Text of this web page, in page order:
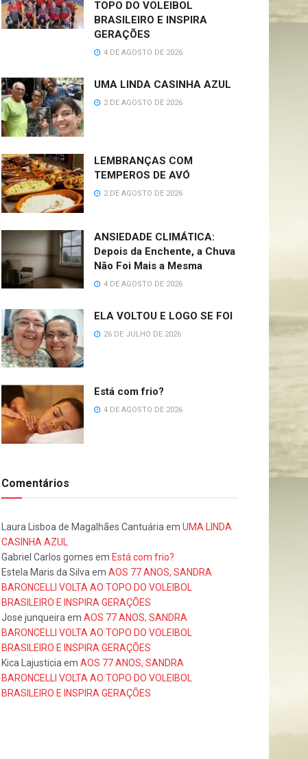
TOPO DO VOLEIBOL
BRASILEIRO E INSPIRA
GERAÇÕES
4 DE AGOSTO DE 2026
UMA LINDA CASINHA AZUL
2 DE AGOSTO DE 2026
LEMBRANÇAS COM
TEMPEROS DE AVÓ
2 DE AGOSTO DE 2026
ANSIEDADE CLIMÁTICA:
Depois da Enchente, a Chuva
Não Foi Mais a Mesma
4 DE AGOSTO DE 2026
ELA VOLTOU E LOGO SE FOI
26 DE JULHO DE 2026
Está com frio?
4 DE AGOSTO DE 2026
Comentários
Laura Lisboa de Magalhães Cantuária em UMA LINDA
CASINHA AZUL
Gabriel Carlos gomes em Está com frio?
Estela Maris da Silva em AOS 77 ANOS, SANDRA
BARONCELLI VOLTA AO TOPO DO VOLEIBOL
BRASILEIRO E INSPIRA GERAÇÕES
Jose junqueira em AOS 77 ANOS, SANDRA
BARONCELLI VOLTA AO TOPO DO VOLEIBOL
BRASILEIRO E INSPIRA GERAÇÕES
Kica Lajusticia em AOS 77 ANOS, SANDRA
BARONCELLI VOLTA AO TOPO DO VOLEIBOL
BRASILEIRO E INSPIRA GERAÇÕES